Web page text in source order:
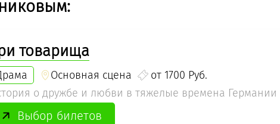
товарища
Основная сцена
от 1700 Руб.
о дружбе и любви в тяжелые времена
Выбор билетов